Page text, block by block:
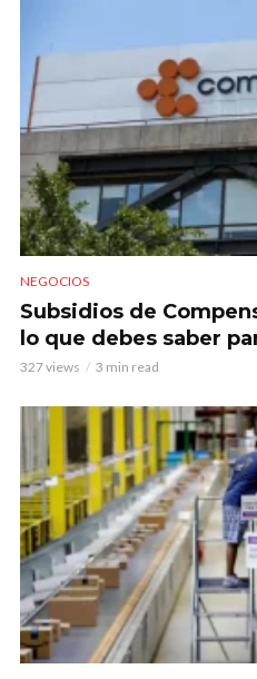
NEGOCIOS
Subsidios de
lo que debes saber
327 views 3 min read